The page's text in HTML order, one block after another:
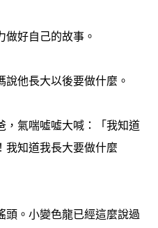
好自己的故事。
他長大以後要做什麼。
氣喘噓噓大喊：「我知道
我知道我長大要做什麼
。小變色龍已經這麼說過